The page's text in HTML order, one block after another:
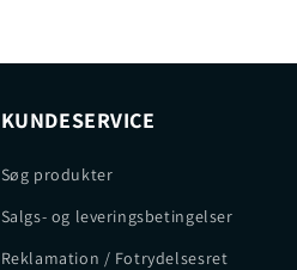
KUNDESERVICE
Søg produkter
Salgs- og leveringsbetingelser
Reklamation / Fotrydelsesret